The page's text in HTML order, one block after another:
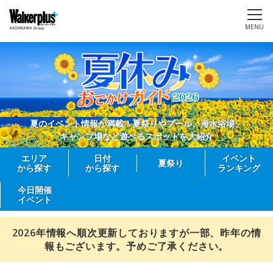
MENU
夏のイベント情報が満載！夏祭りやプール、海水浴場、
キャンプ場など遊べるスポットを大紹介
エリア
から探す
日付
から探す
夏祭り
イベント
ランキング
今日開催
イベント
2026年情報へ順次更新しておりますが一部、昨年の情
報もございます。予めご了承ください。